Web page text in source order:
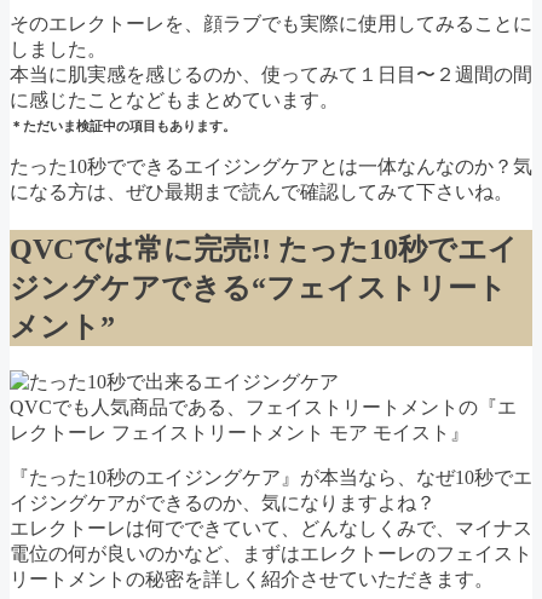
そのエレクトーレを、顔ラブでも実際に使用してみることに
しました。
本当に肌実感を感じるのか、使ってみて１日目〜２週間の間
に感じたことなどもまとめています。
＊ただいま検証中の項目もあります。
たった10秒でできるエイジングケアとは一体なんなのか？気
になる方は、ぜひ最期まで読んで確認してみて下さいね。
QVCでは常に完売!! たった10秒でエイ
ジングケアできる“フェイストリート
メント”
QVCでも人気商品である、フェイストリートメントの『エ
レクトーレ フェイストリートメント モア モイスト』
『たった10秒のエイジングケア』が本当なら、なぜ10秒でエ
イジングケアができるのか、気になりますよね？
エレクトーレは何でできていて、どんなしくみで、マイナス
電位の何が良いのかなど、まずはエレクトーレのフェイスト
リートメントの秘密を詳しく紹介させていただきます。